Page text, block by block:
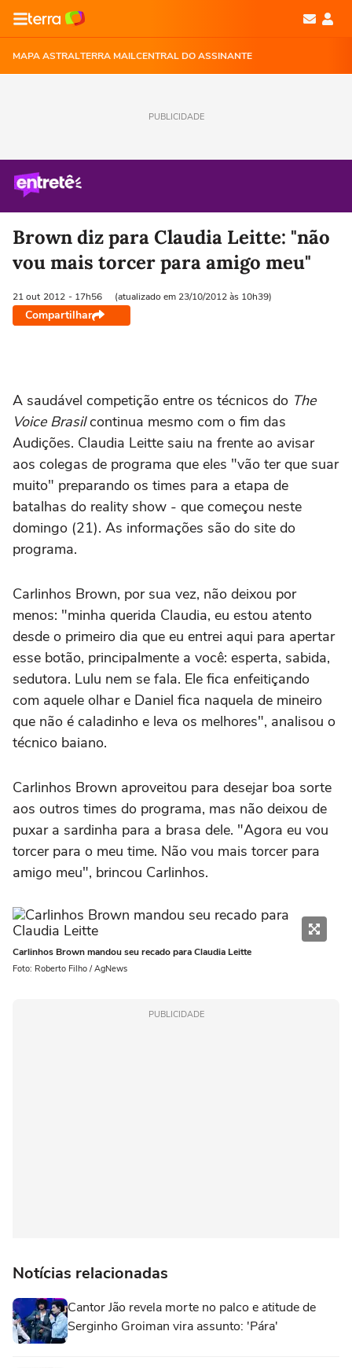
MAPA ASTRALTERRA MAILCENTRAL DO ASSINANTE
PUBLICIDADE
Brown diz para Claudia Leitte: "não
vou mais torcer para amigo meu"
21 out 2012 - 17h56 (atualizado em 23/10/2012 às 10h39)
Compartilhar
A saudável competição entre os técnicos do The
Voice Brasilcontinua mesmo com o fim das
Audições. Claudia Leitte saiu na frente ao avisar
aos colegas de programa que eles "vão ter que suar
muito" preparando os times para a etapa de
batalhas do reality show - que começou neste
domingo (21). As informações são do site do
programa.
Carlinhos Brown, por sua vez, não deixou por
menos: "minha querida Claudia, eu estou atento
desde o primeiro dia que eu entrei aqui para apertar
esse botão, principalmente a você: esperta, sabida,
sedutora. Lulu nem se fala. Ele fica enfeitiçando
com aquele olhar e Daniel fica naquela de mineiro
que não é caladinho e leva os melhores", analisou o
técnico baiano.
Carlinhos Brown aproveitou para desejar boa sorte
aos outros times do programa, mas não deixou de
puxar a sardinha para a brasa dele. "Agora eu vou
torcer para o meu time. Não vou mais torcer para
amigo meu", brincou Carlinhos.
Carlinhos Brown mandou seu recado para Claudia Leitte
Foto: Roberto Filho / AgNews
PUBLICIDADE
Notícias relacionadas
Cantor Jão revela morte no palco e atitude de
Serginho Groiman vira assunto: 'Pára'